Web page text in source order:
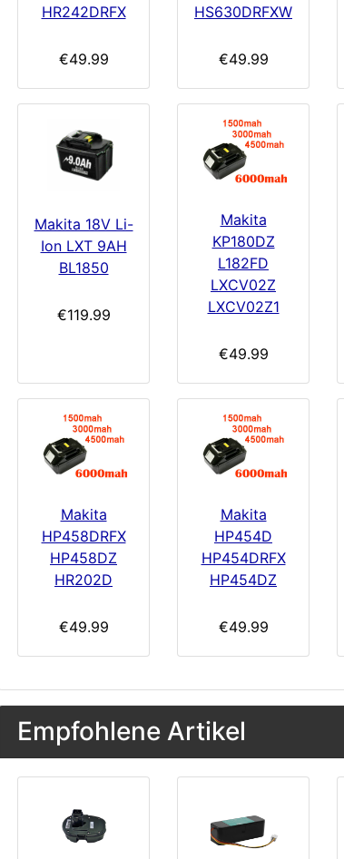
HR242DRFX
€49.99
HS630DRFXW
€49.99
Makita 18V Li-
Ion LXT 9AH
BL1850
€119.99
Makita
KP180DZ
L182FD
LXCV02Z
LXCV02Z1
€49.99
Makita
HP458DRFX
HP458DZ
HR202D
€49.99
Makita
HP454D
HP454DRFX
HP454DZ
€49.99
Empfohlene Artikel